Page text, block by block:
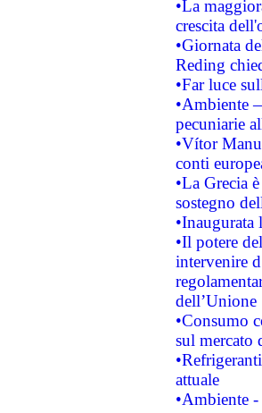
•La
crescita
•Giornata
Reding
•Far luce
•Ambiente
pecuniarie
•Vítor
conti
•La Grecia
sostegno
•Il potere
intervenire
dell’Unione
•Consumo
sul mercato
attuale
•Ambiente